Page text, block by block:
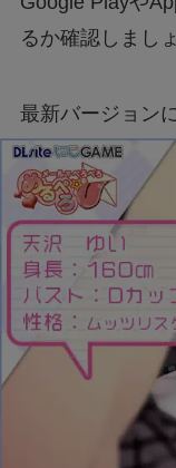
るか確認しまし
最新バージョン
向上が含まれて